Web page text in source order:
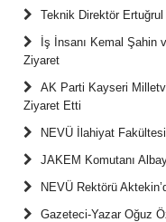
Teknik Direktör
İş İnsanı Kemal Şahin
Ziyaret
AK Parti Kayseri
Ziyaret Etti
NEVÜ İlahiyat
JAKEM Komutanı
NEVÜ Rektörü
Gazeteci-Yazar Oğuz